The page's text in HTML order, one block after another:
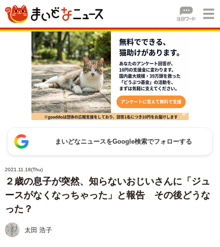
まいどなニュースをGoogle検索でフォローする
2021.11.18(Thu)
２歳の息子が突然、知らないおじいさんに「ジュ
ースがなくなっちゃった」と報告 その後どうな
った？
太田 浩子